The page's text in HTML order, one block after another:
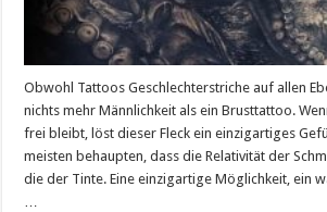
Obwohl Tattoos Geschlechterstriche auf allen
nichts mehr Männlichkeit als ein Brusttattoo.
frei bleibt, löst dieser Fleck ein einzigartiges
meisten behaupten, dass die Relativität der
die der Tinte. Eine einzigartige Möglichkeit, ein
…